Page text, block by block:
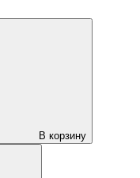
В корзину